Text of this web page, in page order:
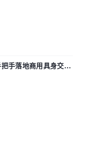
手落地商用具身交互